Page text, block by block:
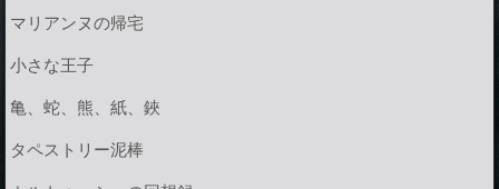
マリアンヌの帰宅
小さな王子
亀、蛇、熊、紙、鋏
タペストリー泥棒